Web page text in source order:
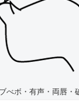
べボ・有声・両唇・